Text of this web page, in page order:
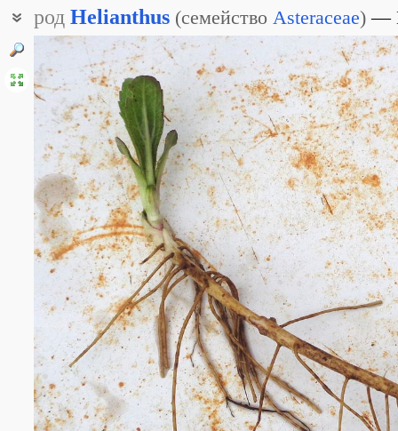
род Helianthus (семейство Asteraceae)
Подсолнух